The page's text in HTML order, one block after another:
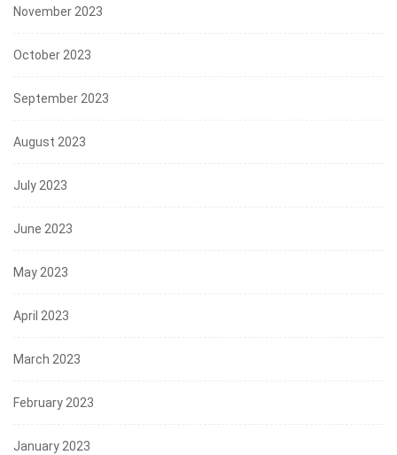
November 2023
October 2023
September 2023
August 2023
July 2023
June 2023
May 2023
April 2023
March 2023
February 2023
January 2023